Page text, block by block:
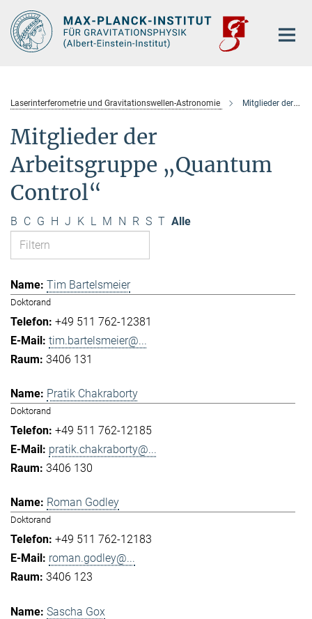
Hauptinhalt
Laserinterferometrie und Gravitationswellen-Astronomie Mitglieder der Arbeitsgruppe „Quantum Control“
Mitglieder der
Arbeitsgruppe „Quantum
Control“
B C G H J K L M N R S T Alle
Tim Bartelsmeier
Doktorand
+49 511 762-12381
tim.bartelsmeier@...
3406 131
Pratik Chakraborty
Doktorand
+49 511 762-12185
pratik.chakraborty@...
3406 130
Roman Godley
Doktorand
+49 511 762-12183
roman.godley@...
3406 123
Sascha Gox